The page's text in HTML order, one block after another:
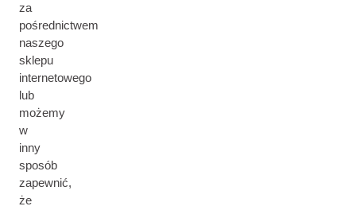
za
pośrednictwem
naszego
sklepu
internetowego
lub
możemy
w
inny
sposób
zapewnić,
że